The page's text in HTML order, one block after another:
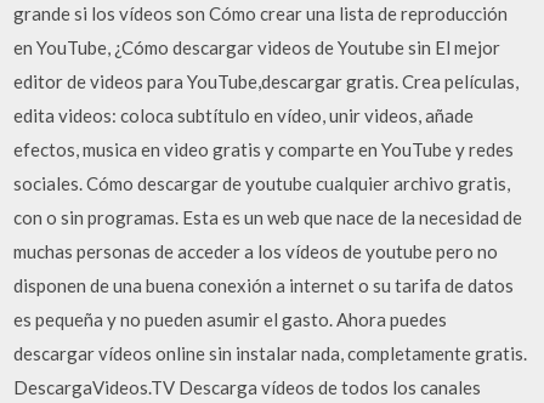
grande si los vídeos son Cómo crear una lista de reproducción
en YouTube, ¿Cómo descargar videos de Youtube sin El mejor
editor de videos para YouTube,descargar gratis. Crea películas,
edita videos: coloca subtítulo en vídeo, unir videos, añade
efectos, musica en video gratis y comparte en YouTube y redes
sociales. Cómo descargar de youtube cualquier archivo gratis,
con o sin programas. Esta es un web que nace de la necesidad de
muchas personas de acceder a los vídeos de youtube pero no
disponen de una buena conexión a internet o su tarifa de datos
es pequeña y no pueden asumir el gasto. Ahora puedes
descargar vídeos online sin instalar nada, completamente gratis.
DescargaVideos.TV Descarga vídeos de todos los canales